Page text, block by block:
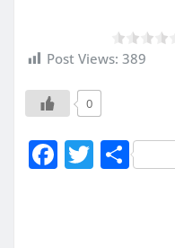
Post Views: 389
0
F T Μ